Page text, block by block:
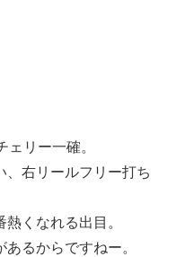
リー一確。
右リールフリー打ち
熱くなれる出目。
るからですねー。